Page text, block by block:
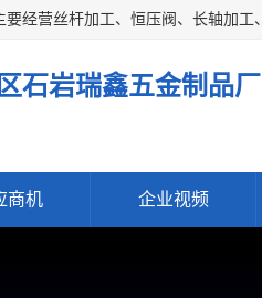
石岩瑞鑫五金制品厂
商机 企业视频